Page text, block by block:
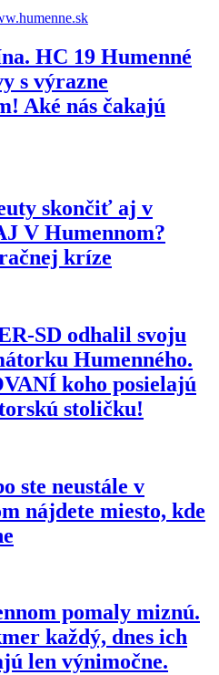
HC 19 Humenné
s výrazne
Aké nás čakajú
skončiť aj v
V Humennom?
kríze
SD odhalil svoju
Humenného.
koho posielajú
stoličku!
ste neustále v
nájdete miesto, kde
pomaly miznú.
každý, dnes ich
len výnimočne.